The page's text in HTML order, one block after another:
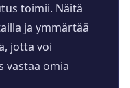
toimii. Näitä
ja ymmärtää
jotta voi
vastaa omia